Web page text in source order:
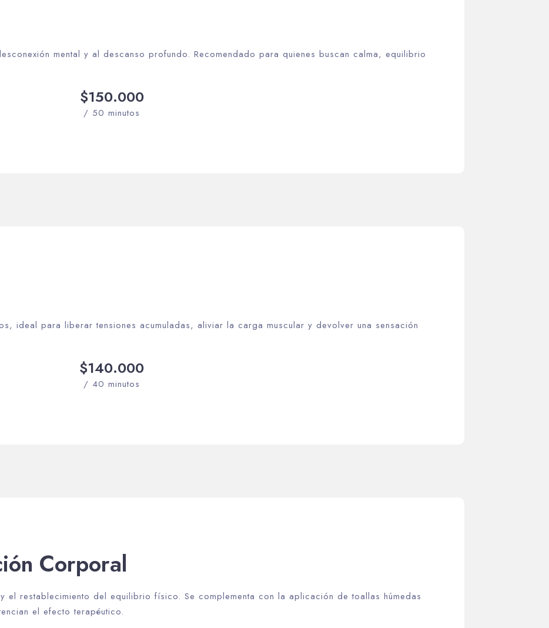
mental y al descanso profundo. Recomendado para quienes buscan calma, equilibrio
$150.000
/ 50 minutos
ideal para liberar tensiones acumuladas, aliviar la carga muscular y devolver una sensación
$140.000
/ 40 minutos
Corporal
el restablecimiento del equilibrio físico. Se complementa con la aplicación de toallas húmedas
el efecto terapéutico.